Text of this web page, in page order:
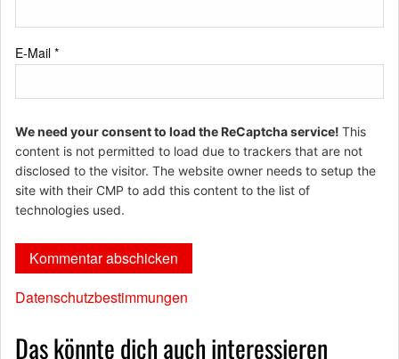
E-Mail *
We need your consent to load the ReCaptcha service! This
content is not permitted to load due to trackers that are not
disclosed to the visitor. The website owner needs to setup the
site with their CMP to add this content to the list of
technologies used.
Datenschutzbestimmungen
Das könnte dich auch interessieren